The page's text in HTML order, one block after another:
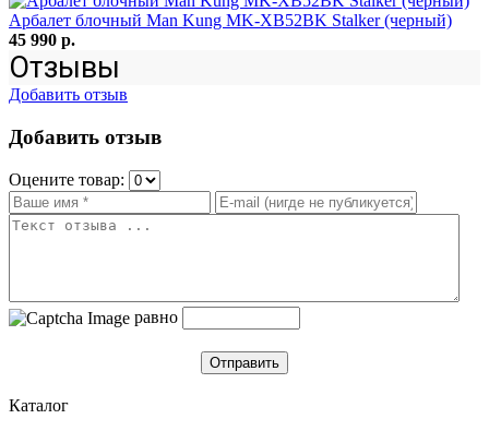
Арбалет блочный Man Kung MK-XB52BK Stalker (черный)
45 990 р.
Отзывы
Добавить отзыв
Добавить отзыв
Оцените товар:
равно
Отправить
Каталог